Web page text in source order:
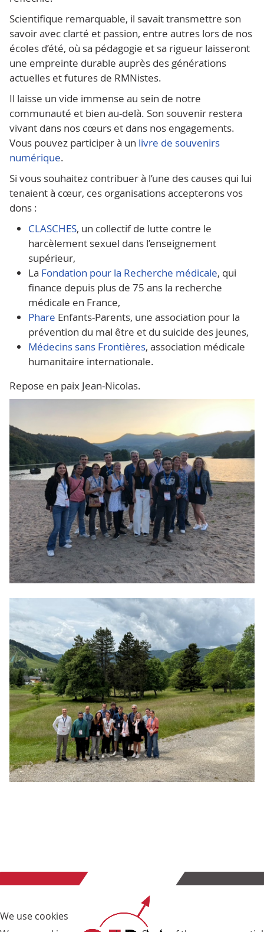
Scientifique remarquable, il savait transmettre son
savoir avec clarté et passion, entre autres lors de nos
écoles d’été, où sa pédagogie et sa rigueur laisseront
une empreinte durable auprès des générations
actuelles et futures de RMNistes.
Il laisse un vide immense au sein de notre
communauté et bien au-delà. Son souvenir restera
vivant dans nos cœurs et dans nos engagements.
Vous pouvez participer à un livre de souvenirs
numérique.
Si vous souhaitez contribuer à l’une des causes qui lui
tenaient à cœur, ces organisations accepterons vos
dons :
CLASCHES, un collectif de lutte contre le
harcèlement sexuel dans l’enseignement
supérieur,
La Fondation pour la Recherche médicale, qui
finance depuis plus de 75 ans la recherche
médicale en France,
Phare Enfants-Parents, une association pour la
prévention du mal être et du suicide des jeunes,
Médecins sans Frontières, association médicale
humanitaire internationale.
Repose en paix Jean-Nicolas.
We use cookies on our website. Some of them are essential